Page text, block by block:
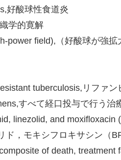
好酸球性食道炎
学的寛解
field),（好酸球が強拡
tuberculosis,リファン
すべて経口投与で行う治
linezolid, and moxifloxacin
ド，モキシフロキサシン（
of death, treatment